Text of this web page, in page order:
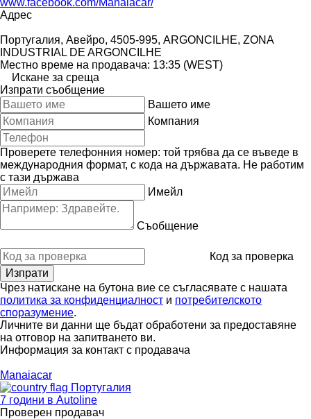
Адрес
Португалия, Авейро, 4505-995, ARGONCILHE, ZONA
INDUSTRIAL DE ARGONCILHE
Местно време на продавача: 13:35 (WEST)
Искане за среща
Изпрати съобщение
Вашето име
Компания
Проверете телефонния номер: той трябва да се въведе в
международния формат, с кода на държавата. Не работим
с тази държава
Имейл
Съобщение
Код за проверка
Чрез натискане на бутона вие се съгласявате с нашата
политика за конфиденциалност и потребителското
споразумение.
Личните ви данни ще бъдат обработени за предоставяне
на отговор на запитването ви.
Информация за контакт с продавача
Manaiacar
Португалия
7 години в Autoline
Проверен продавач